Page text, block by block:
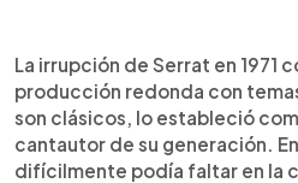
La irrupción de Serrat en 1971
producción redonda con
son clásicos, lo estableció
cantautor de su generación.
difícilmente podía faltar en la